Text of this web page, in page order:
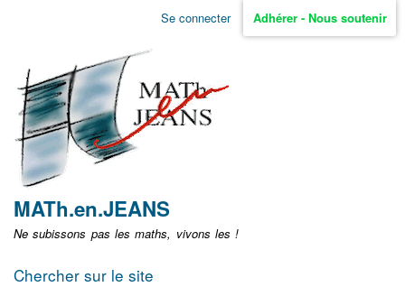
Aller
non
identifié
Se connecter Adhérer - Nous soutenir
MATh.en.JEANS
Ne subissons pas les maths, vivons les !
Chercher sur le site